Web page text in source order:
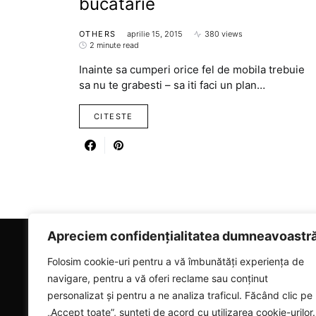
Apreciem confidențialitatea
Folosim cookie-uri pentru a vă îmbunătăți experiența de
navigare, pentru a vă oferi reclame sau conținut
personalizat și pentru a ne analiza traficul. Făcând clic pe
„Accept toate”, sunteți de acord cu utilizarea cookie-urilor.
OTHERS aprilie 15, 2015
380 views
2 minute read
Inainte sa cumperi orice fel de mobila trebuie
sa nu te grabesti – sa iti faci un plan…
CITESTE
RICARTER
Designed & Developed by SmartSeoPack.com